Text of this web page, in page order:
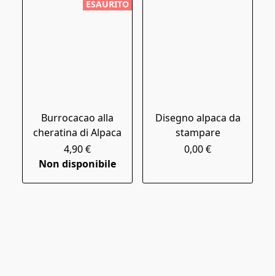
ESAURITO
Burrocacao alla
cheratina di Alpaca
4,90 €
Non disponibile
Disegno alpaca da
stampare
0,00 €